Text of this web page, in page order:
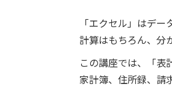
「エクセル」はデ
計算はもちろん、分
この講座では、「表
家計簿、住所録、請